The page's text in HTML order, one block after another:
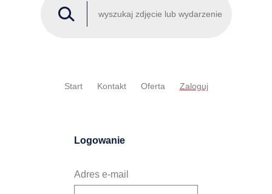
Start Kontakt Oferta Zaloguj
Logowanie
Adres e-mail